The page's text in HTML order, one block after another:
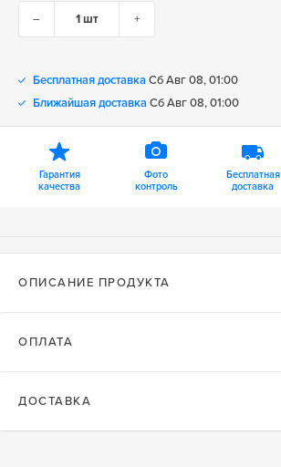
– +
Бесплатная доставка Сб Авг 08, 01:00
Ближайшая доставка Сб Авг 08, 01:00
Гарантия
качества
Фото
контроль
Бесплатная
доставка
ОПИСАНИЕ ПРОДУКТА
ОПЛАТА
ДОСТАВКА